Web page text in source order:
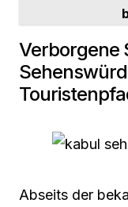
Verborgene
Abseits der